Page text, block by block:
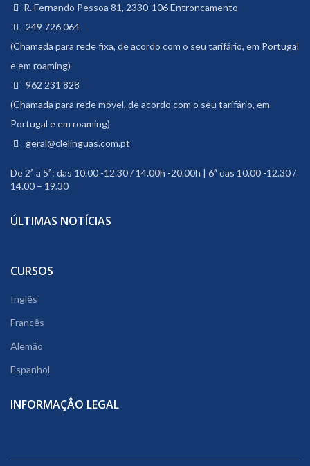
R. Fernando Pessoa 81, 2330-106 Entroncamento
249 726 064
(Chamada para rede fixa, de acordo com o seu tarifário, em Portugal
e em roaming)
962 231 828
(Chamada para rede móvel, de acordo com o seu tarifário, em
Portugal e em roaming)
geral@clelinguas.com.pt
De 2ª a 5ª: das 10.00 -12.30 / 14.00h -20.00h | 6ª das 10.00 -12.30 /
14.00 – 19.30
ÚLTIMAS NOTÍCIAS
CURSOS
Inglês
Francês
Alemão
Espanhol
INFORMAÇÂO LEGAL